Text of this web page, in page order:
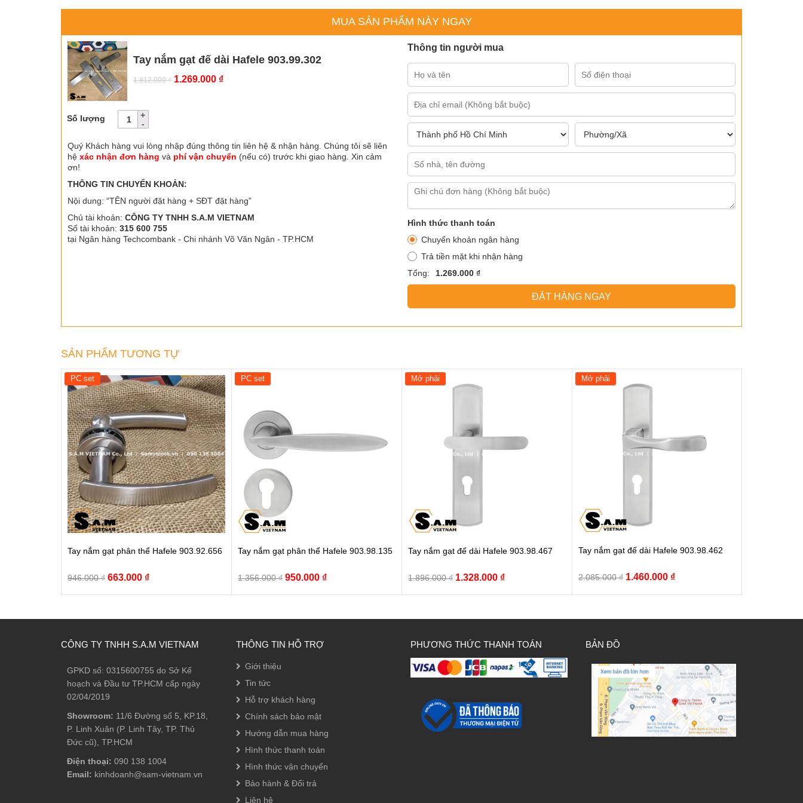
MUA SẢN PHẨM NÀY NGAY
Tay nắm gạt đế dài Hafele 903.99.302
1.812.000₫ Giá
1.269.000 ₫Giá
Số lượng
Quý Khách hàng vui lòng nhập đúng thông tin liên hệ & nhận hàng. Chúng tôi sẽ liên
hệ xác nhận đơn hàng và phí vận chuyển (nếu có) trước khi giao hàng. Xin cảm
ơn!
THÔNG TIN CHUYỂN KHOẢN:
Nội dung: “TÊN người đặt hàng + SĐT đặt hàng”
Chủ tài khoản: CÔNG TY TNHH S.A.M VIETNAM
Số tài khoản: 315 600 755
tại Ngân hàng Techcombank - Chi nhánh Võ Văn Ngân - TP.HCM
Thông tin người mua
Hình thức thanh toán
Chuyển khoản ngân hàng
Trả tiền mặt khi nhận hàng
Tổng:
1.269.000 ₫
ĐẶT HÀNG NGAY
SẢN PHẨM TƯƠNG TỰ
PC set
Tay nắm gạt phân thể Hafele 903.92.656
946.000₫ Giá
663.000 ₫Giá
PC set
Tay nắm gạt phân thể Hafele 903.98.135
1.356.000₫ Giá
950.000 ₫Giá
Mở phải
Tay nắm gạt đế dài Hafele 903.98.467
1.896.000₫ Giá
1.328.000 ₫Giá
Mở phải
Tay nắm gạt đế dài Hafele 903.98.462
2.085.000₫ Giá
1.460.000 ₫Giá
CÔNG TY TNHH S.A.M VIETNAM
GPKD số: 0315600755 do Sở Kế
hoạch và Đầu tư TP.HCM cấp ngày
02/04/2019
Showroom: 11/6 Đường số 5, KP.18,
P. Linh Xuân (P. Linh Tây, TP. Thủ
Đức cũ), TP.HCM
Điện thoại: 090 138 1004
Email: kinhdoanh@sam-vietnam.vn
THÔNG TIN HỖ TRỢ
Giới thiệu
Tin tức
Hỗ trợ khách hàng
Chính sách bảo mật
Hướng dẫn mua hàng
Hình thức thanh toán
Hình thức vận chuyển
Bảo hành & Đổi trả
Liên hệ
PHƯƠNG THỨC THANH TOÁN BẢN ĐỒ